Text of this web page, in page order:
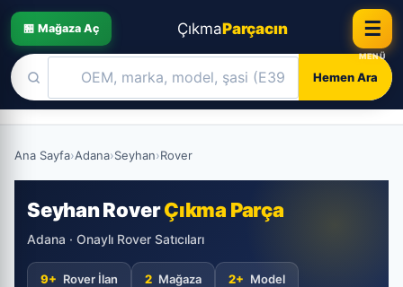
🏪 Mağaza Aç ÇıkmaParçacın
Hemen Ara
☰
Ana Sayfa›Adana›Seyhan›Rover
Seyhan RoverÇıkma Parça
Adana · Onaylı Rover Satıcıları
9+ Rover İlan 2 Mağaza 2+ Model